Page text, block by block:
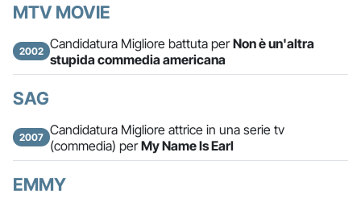
MTV MOVIE
2002 Candidatura Migliore battuta perNon è un'altra
stupida commedia americana
SAG
2007 Candidatura Migliore attrice in una serie tv
(commedia) perMy Name Is Earl
EMMY